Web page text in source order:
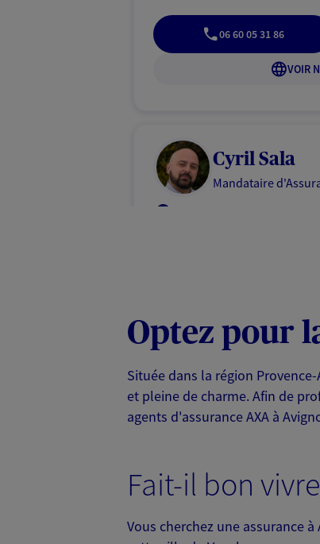
06 60 05 31 86
VOIR
Cyril Sala
Mandataire
N° Orias * (orias.fr) : 26002462
Sarl
Agent Général
Horaires :
Ouvre à 09:00
04 90 82 19 09
Optez pour
Située dans la région
et pleine de charme. Afin de
agents d'assurance AXA à
Fait-il bon
Vous cherchez une assurance